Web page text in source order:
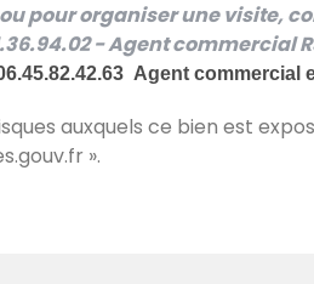
pour organiser une visite,
- Agent commercial
Agent commercial
auxquels ce bien est
».